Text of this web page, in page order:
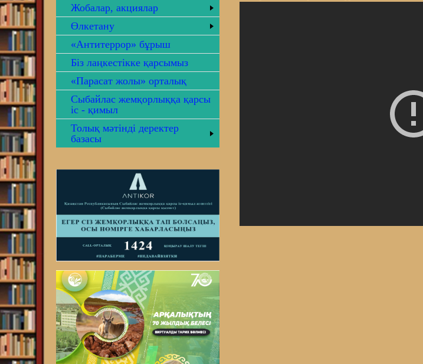
Жобалар, акциялар
Өлкетану
«Антитеррор» бұрыш
Біз лаңкестікке қарсымыз
«Парасат жолы» орталық
Сыбайлас жемқорлыққа қарсы
іс - қимыл
Толық мәтінді деректер
базасы